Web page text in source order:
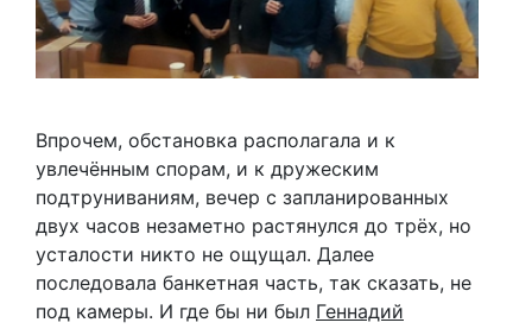
Впрочем, обстановка располагала и к
увлечённым спорам, и к дружеским
подтруниваниям, вечер с запланированных
двух часов незаметно растянулся до трёх, но
усталости никто не ощущал. Далее
последовала банкетная часть, так сказать, не
под камеры. И где бы ни был Геннадий